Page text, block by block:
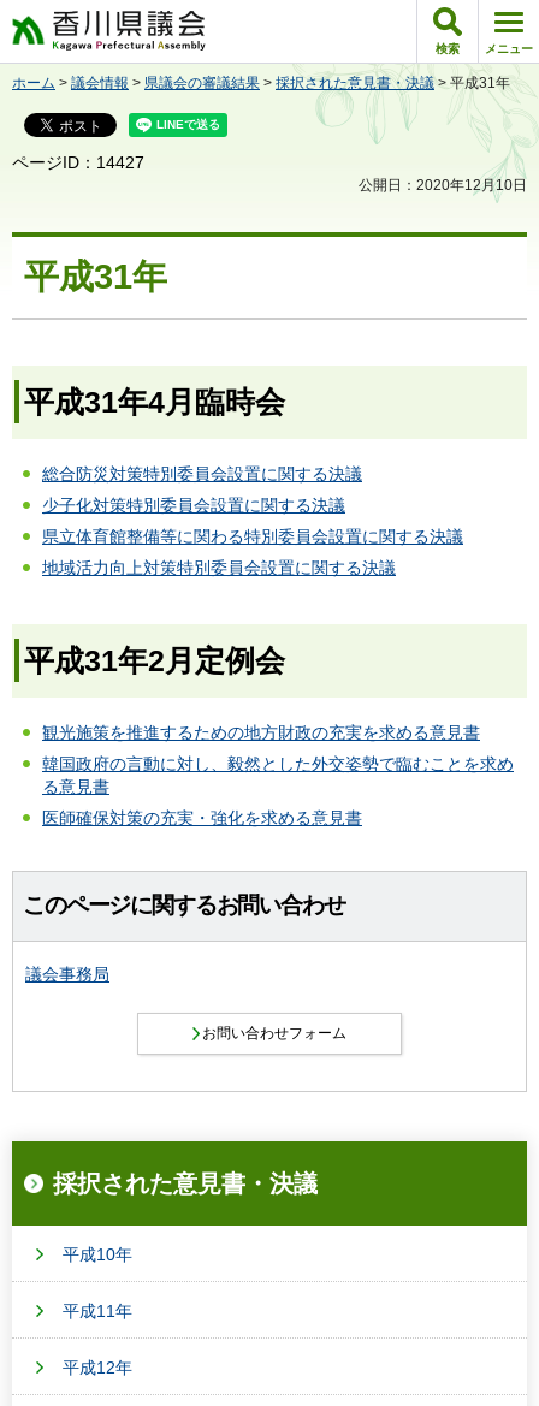
香川県議会 検索 メニュー
ホーム > 議会情報 > 県議会の審議結果 > 採択された意見書・決議 > 平成31年
ページID：14427
公開日：2020年12月10日
平成31年
平成31年4月臨時会
総合防災対策特別委員会設置に関する決議
少子化対策特別委員会設置に関する決議
県立体育館整備等に関わる特別委員会設置に関する決議
地域活力向上対策特別委員会設置に関する決議
平成31年2月定例会
観光施策を推進するための地方財政の充実を求める意見書
韓国政府の言動に対し、毅然とした外交姿勢で臨むことを求め
る意見書
医師確保対策の充実・強化を求める意見書
このページに関するお問い合わせ
議会事務局
採択された意見書・決議
平成10年
平成11年
平成12年